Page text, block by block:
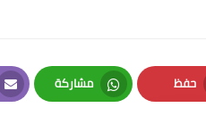
حفظ
Pinterest
مشاركة
Whatsapp